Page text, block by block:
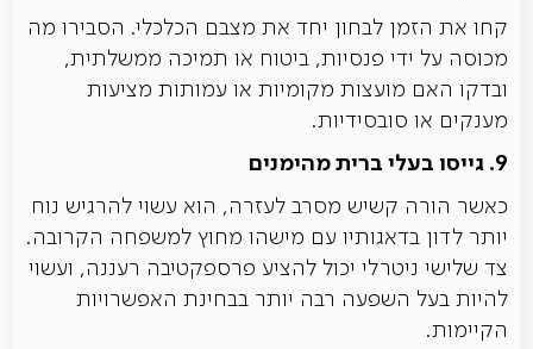
קחו את הזמן לבחון יחד את מצבם הכלכלי. הסבירו מה
מכוסה על ידי פנסיות, ביטוח או תמיכה ממשלתית,
ובדקו האם מועצות מקומיות או עמותות מציעות
מענקים או סובסידיות.
9. גייסו בעלי ברית מהימנים
כאשר הורה קשיש מסרב לעזרה, הוא עשוי להרגיש נוח
יותר לדון בדאגותיו עם מישהו מחוץ למשפחה הקרובה.
צד שלישי ניטרלי יכול להציע פרספקטיבה רעננה, ועשוי
להיות בעל השפעה רבה יותר בבחינת האפשרויות
הקיימות.